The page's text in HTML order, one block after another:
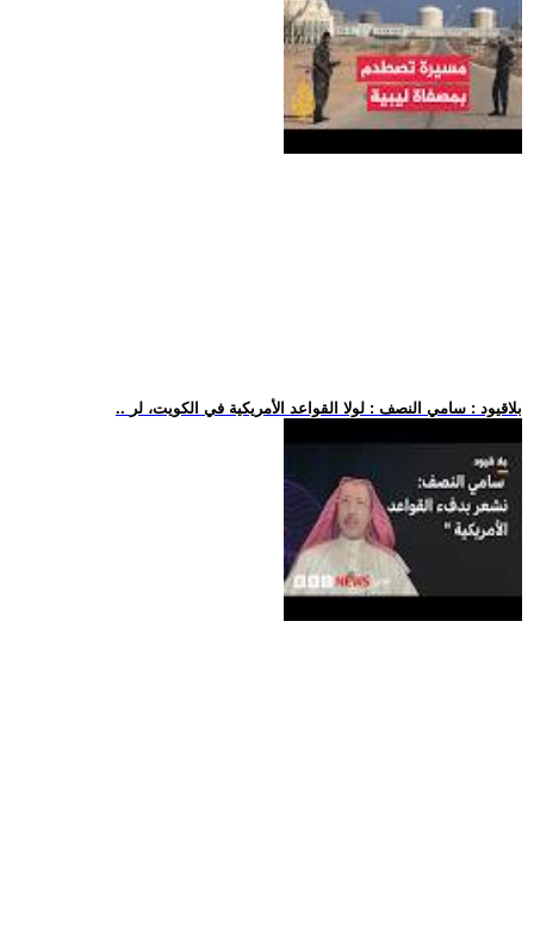
.. بلاقيود : سامي النصف : لولا القواعد الأمريكية في الكويت، لر